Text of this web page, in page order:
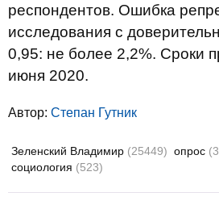
респондентов. Ошибка
исследования с
0,95: не более 2,2%. Сроки
июня 2020.
Автор: Степан Гутник
Зеленский Владимир (25449) опрос
социология (523)